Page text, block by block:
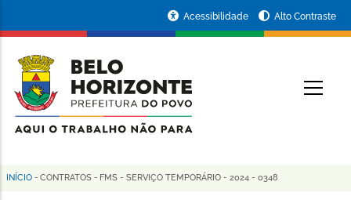
conteúdo
principal
da
Prefeitura
de
Horizonte
Acessibilidade Alto Contraste
Trilha
INÍCIO - CONTRATOS - FMS - SERVIÇO TEMPORÁRIO - 2024 - 0348